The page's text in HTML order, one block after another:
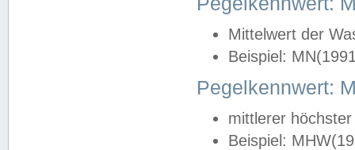
Mittelwert der
Beispiel:
Pegelkennwert:
mittlerer
Beispiel: